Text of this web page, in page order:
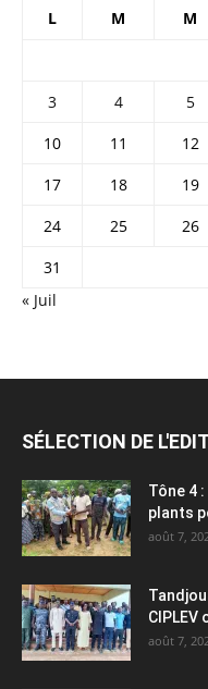
L M M
3
4 5
10
11 12
17
18 19
24
25 26
31
« Juil
SÉLECTION DE
Tône 4
plants
août 7,
août 7,